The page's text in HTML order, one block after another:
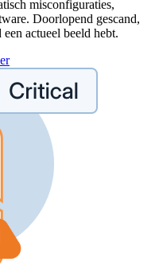
misconfiguraties,
Doorlopend gescand,
actueel beeld hebt.